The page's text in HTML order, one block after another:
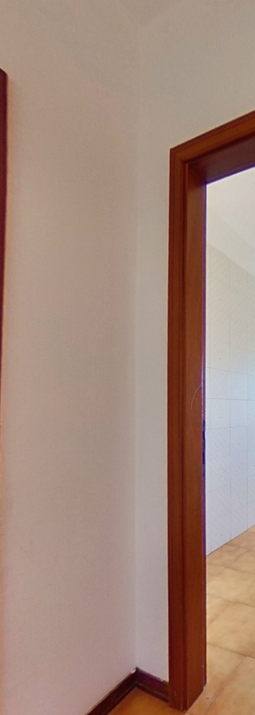
con
confortevoli, dovresti seriamente
con sole 6 famiglie e inserito in uno
L’abitazione ha una zona giorno molto
funzionali e dotati di luce naturale. In
lo smart working. Hai il pollice verde? I
secondo i tuoi gusti, ma sicuramente dal